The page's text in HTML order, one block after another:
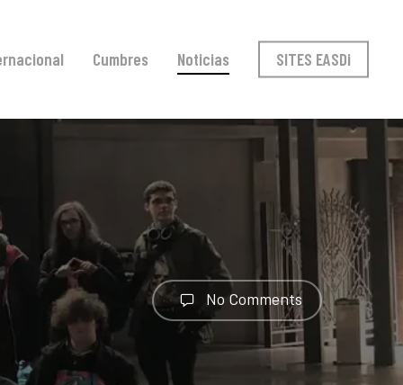
Cumbres Noticias SITES EASDi
No Comments